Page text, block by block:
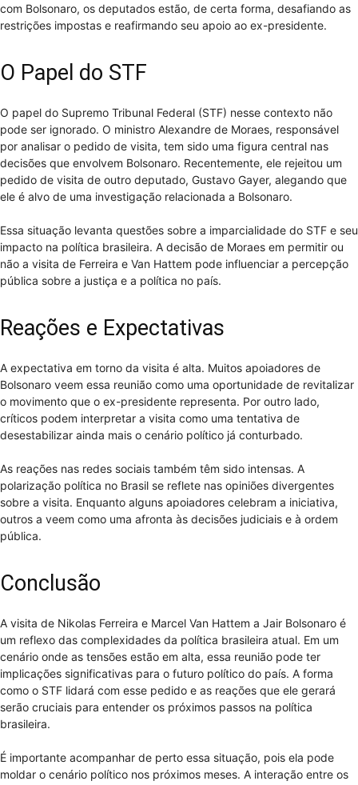
com Bolsonaro, os deputados estão, de certa forma, desafiando as
restrições impostas e reafirmando seu apoio ao ex-presidente.
O Papel do STF
O papel do Supremo Tribunal Federal (STF) nesse contexto não
pode ser ignorado. O ministro Alexandre de Moraes, responsável
por analisar o pedido de visita, tem sido uma figura central nas
decisões que envolvem Bolsonaro. Recentemente, ele rejeitou um
pedido de visita de outro deputado, Gustavo Gayer, alegando que
ele é alvo de uma investigação relacionada a Bolsonaro.
Essa situação levanta questões sobre a imparcialidade do STF e seu
impacto na política brasileira. A decisão de Moraes em permitir ou
não a visita de Ferreira e Van Hattem pode influenciar a percepção
pública sobre a justiça e a política no país.
Reações e Expectativas
A expectativa em torno da visita é alta. Muitos apoiadores de
Bolsonaro veem essa reunião como uma oportunidade de revitalizar
o movimento que o ex-presidente representa. Por outro lado,
críticos podem interpretar a visita como uma tentativa de
desestabilizar ainda mais o cenário político já conturbado.
As reações nas redes sociais também têm sido intensas. A
polarização política no Brasil se reflete nas opiniões divergentes
sobre a visita. Enquanto alguns apoiadores celebram a iniciativa,
outros a veem como uma afronta às decisões judiciais e à ordem
pública.
Conclusão
A visita de Nikolas Ferreira e Marcel Van Hattem a Jair Bolsonaro é
um reflexo das complexidades da política brasileira atual. Em um
cenário onde as tensões estão em alta, essa reunião pode ter
implicações significativas para o futuro político do país. A forma
como o STF lidará com esse pedido e as reações que ele gerará
serão cruciais para entender os próximos passos na política
brasileira.
É importante acompanhar de perto essa situação, pois ela pode
moldar o cenário político nos próximos meses. A interação entre os